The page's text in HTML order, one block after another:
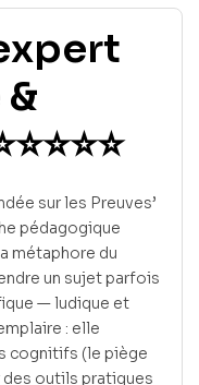
sur les Preuves’
pédagogique
métaphore du
un sujet parfois
— ludique et
: elle
cognitifs (le piège
des outils pratiques